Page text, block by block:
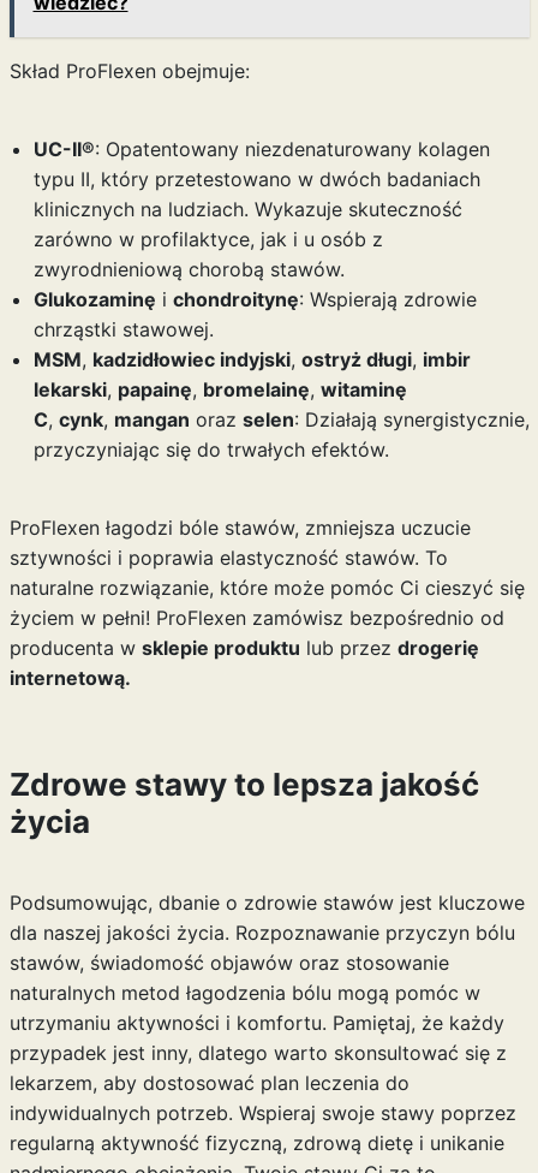
Skład ProFlexen obejmuje:
UC-II®: Opatentowany niezdenaturowany kolagen
typu II, który przetestowano w dwóch badaniach
klinicznych na ludziach. Wykazuje skuteczność
zarówno w profilaktyce, jak i u osób z
zwyrodnieniową chorobą stawów.
Glukozaminę i chondroitynę: Wspierają zdrowie
chrząstki stawowej.
MSM, kadzidłowiec indyjski, ostryż długi, imbir
lekarski, papainę, bromelainę, witaminę
C, cynk, mangan oraz selen: Działają synergistycznie,
przyczyniając się do trwałych efektów.
ProFlexen łagodzi bóle stawów, zmniejsza uczucie
sztywności i poprawia elastyczność stawów. To
naturalne rozwiązanie, które może pomóc Ci cieszyć się
życiem w pełni! ProFlexen zamówisz bezpośrednio od
producenta w sklepie produktu lub przez drogerię
internetową.
Zdrowe stawy to lepsza jakość
życia
Podsumowując, dbanie o zdrowie stawów jest kluczowe
dla naszej jakości życia. Rozpoznawanie przyczyn bólu
stawów, świadomość objawów oraz stosowanie
naturalnych metod łagodzenia bólu mogą pomóc w
utrzymaniu aktywności i komfortu. Pamiętaj, że każdy
przypadek jest inny, dlatego warto skonsultować się z
lekarzem, aby dostosować plan leczenia do
indywidualnych potrzeb. Wspieraj swoje stawy poprzez
regularną aktywność fizyczną, zdrową dietę i unikanie